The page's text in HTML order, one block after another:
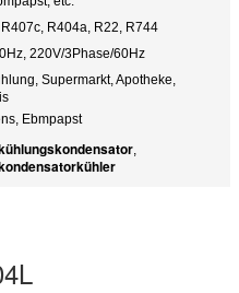
R404a, R22, R744
220V/3Phase/60Hz
Supermarkt, Apotheke,
Ebmpapst
,